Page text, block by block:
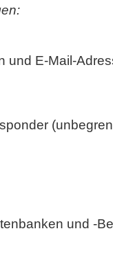
und E-Mail-
und -